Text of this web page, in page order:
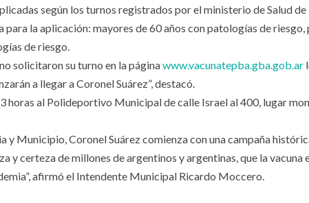
según los turnos registrados por el ministerio de Salud
la aplicación: mayores de 60 años con patologías de riesgo,
de riesgo.
solicitaron su turno en la páginawww.vacunatepba.gba.gob.ar
a llegar a Coronel Suárez”, destacó.
horas al Polideportivo Municipal de calle Israel al 400, lugar
Municipio, Coronel Suárez comienza con una campaña
y certeza de millones de argentinos y argentinas, que la vacuna
afirmó el Intendente Municipal Ricardo Moccero.